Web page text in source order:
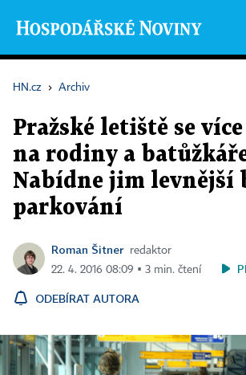
HN.cz › Archiv
Pražské letiště se
na rodiny a
Nabídne jim levnější
parkování
Roman Šitner
redaktor
22. 4. 2016 08:09 ▪ 3 min. čtení
ODEBÍRAT AUTORA